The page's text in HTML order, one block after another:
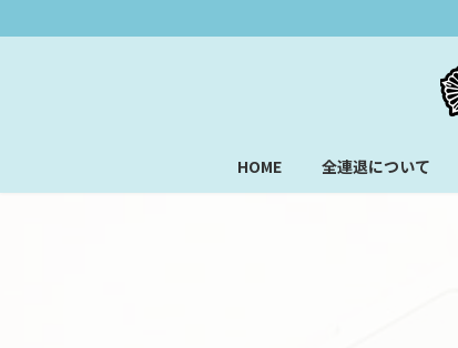
ン
キ
ビ
に
HOME 全連退について